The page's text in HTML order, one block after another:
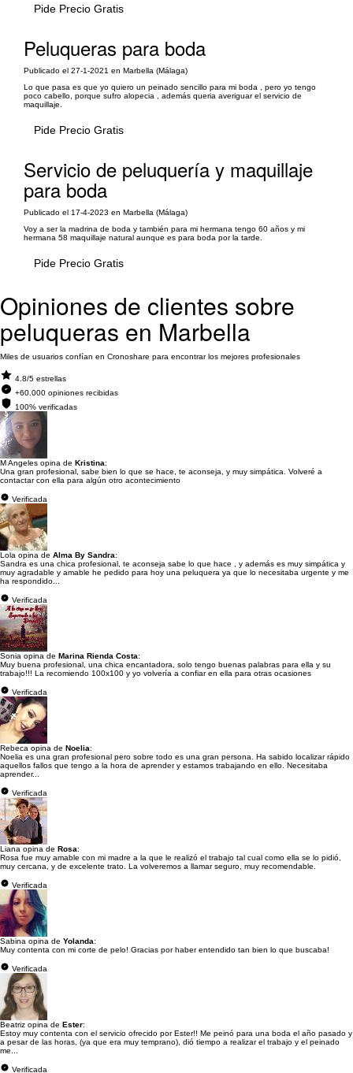
Pide Precio Gratis
Peluqueras para boda
Publicado el 27-1-2021 en Marbella (Málaga)
Lo que pasa es que yo quiero un peinado sencillo para mi boda , pero yo tengo
poco cabello, porque sufro alopecia , además queria averiguar el servicio de
maquillaje.
Pide Precio Gratis
Servicio de peluquería y maquillaje
para boda
Publicado el 17-4-2023 en Marbella (Málaga)
Voy a ser la madrina de boda y también para mi hermana tengo 60 años y mi
hermana 58 maquillaje natural aunque es para boda por la tarde.
Pide Precio Gratis
Opiniones de clientes sobre
peluqueras en Marbella
Miles de usuarios confían en Cronoshare para encontrar los mejores profesionales
4.8/5 estrellas
+60.000 opiniones recibidas
100% verificadas
M Angeles opina de Kristina:
Una gran profesional, sabe bien lo que se hace, te aconseja, y muy simpática. Volveré a
contactar con ella para algún otro acontecimiento
Verificada
Lola opina de Alma By Sandra:
Sandra es una chica profesional, te aconseja sabe lo que hace , y además es muy simpática y
muy agradable y amable he pedido para hoy una peluquera ya que lo necesitaba urgente y me
ha respondido...
Verificada
Sonia opina de Marina Rienda Costa:
Muy buena profesional, una chica encantadora, solo tengo buenas palabras para ella y su
trabajo!!! La recomiendo 100x100 y yo volvería a confiar en ella para otras ocasiones
Verificada
Rebeca opina de Noelia:
Noelia es una gran profesional pero sobre todo es una gran persona. Ha sabido localizar rápido
aquellos fallos que tengo a la hora de aprender y estamos trabajando en ello. Necesitaba
aprender...
Verificada
Liana opina de Rosa:
Rosa fue muy amable con mi madre a la que le realizó el trabajo tal cual como ella se lo pidió,
muy cercana, y de excelente trato. La volveremos a llamar seguro, muy recomendable.
Verificada
Sabina opina de Yolanda:
Muy contenta con mi corte de pelo! Gracias por haber entendido tan bien lo que buscaba!
Verificada
Beatriz opina de Ester:
Estoy muy contenta con el servicio ofrecido por Ester!! Me peinó para una boda el año pasado y
a pesar de las horas, (ya que era muy temprano), dió tiempo a realizar el trabajo y el peinado
me...
Verificada